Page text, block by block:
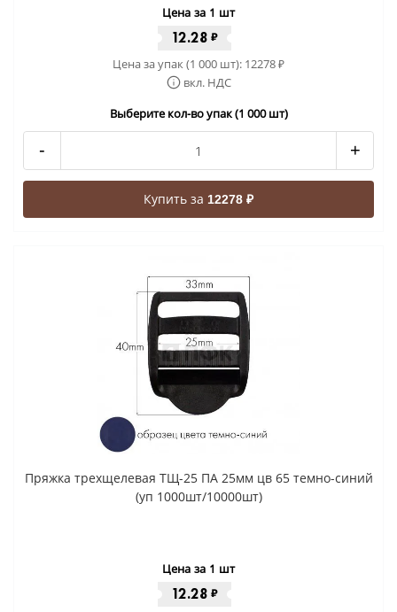
Цена за 1 шт
12.28 ₽
Цена за упак (1 000 шт): 12278₽
вкл. НДС
Выберите кол-во упак (1 000 шт)
- +
Купить за 12278 ₽
Пряжка трехщелевая ТЩ-25 ПА 25мм цв 65 темно-синий
(уп 1000шт/10000шт)
Цена за 1 шт
12.28 ₽